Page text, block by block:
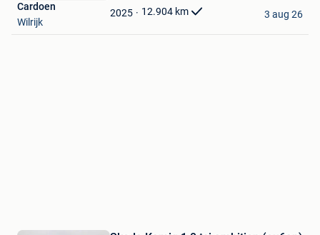
Favorieten2025 12.904 km
Cardoen
Wilrijk
3 aug 26